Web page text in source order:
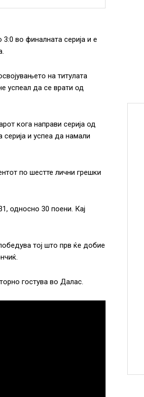
во финалната серија и е
на титулата
успеал да се врати од
кога направи серија од
и успеа да намали
по шестте лични грешки
односно 30 поени. Кај
тој што прв ќе добие
гостува во Далас.